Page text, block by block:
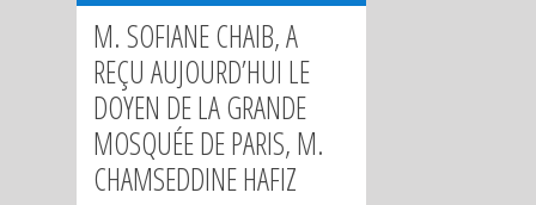
M. SOFIANE CHAIB, A
REÇU AUJOURD’HUI LE
DOYEN DE LA GRANDE
MOSQUÉE DE PARIS, M.
CHAMSEDDINE HAFIZ